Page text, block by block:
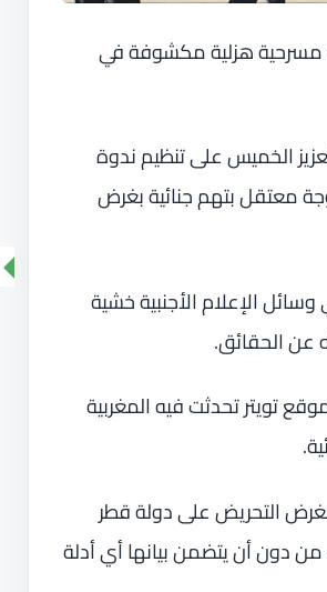
مسرحية هزلية مكشوفة في
الخميس على تنظيم ندوة
معتقل بتهم جنائية بغرض
الإعلام الأجنبية خشية
عن الحقائق.
تويتر تحدثت فيه المغربية
بغرض التحريض على دولة قطر
دون أن يتضمن بيانها أي أدلة